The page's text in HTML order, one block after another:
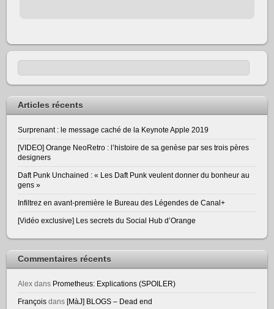
Articles récents
Surprenant : le message caché de la Keynote Apple 2019
[VIDEO] Orange NeoRetro : l’histoire de sa genèse par ses trois pères
designers
Daft Punk Unchained : « Les Daft Punk veulent donner du bonheur au
gens »
Infiltrez en avant-première le Bureau des Légendes de Canal+
[Vidéo exclusive] Les secrets du Social Hub d’Orange
Commentaires récents
Alex dans Prometheus: Explications (SPOILER)
François dans[MàJ] BLOGS – Dead end